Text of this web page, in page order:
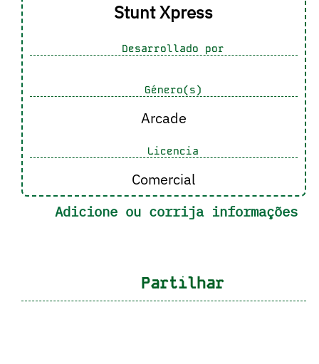
Stunt Xpress
Desarrollado por
Género(s)
Arcade
Licencia
Comercial
Adicione ou corrija informações
Partilhar